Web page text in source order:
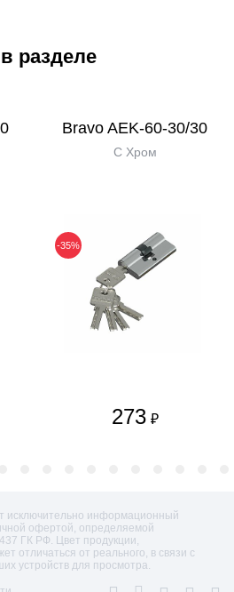
разделе
Bravo AЕK-60-30/30
C Хром
-35%
273 ₽
исключительно информационный
офертой, определяемой
ГК РФ. Цвет продукции,
отличаться от реального, в связи с
устройств для просмотра.